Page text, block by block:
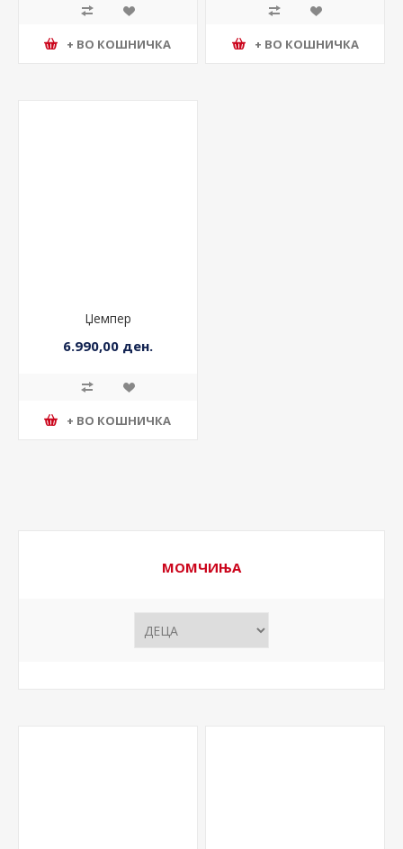
+ ВО КОШНИЧКА + ВО КОШНИЧКА
Џемпер
6.990,00 ден.
+ ВО КОШНИЧКА
МОМЧИЊА